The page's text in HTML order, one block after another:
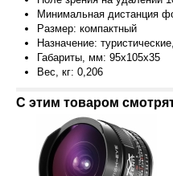
Минимальная дистанция
Размер: компактный
Назначение:
Габариты, мм: 95x105x35
Вес, кг: 0,206
С этим товаром